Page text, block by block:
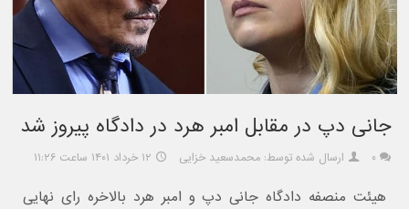
جانی دپ در مقابل امبر هرد در دادگاه پیروز شد
۰ ارسال شده توسط: محمدسعید خزایی ۱۲ خرداد ۱۴۰۱ ساعت ۱۱:۲۶
هیئت منصفه دادگاه جانی دپ و امبر هرد بالاخره رای نهایی